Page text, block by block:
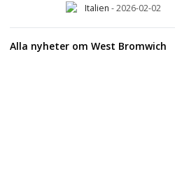
Italien -2026-02-02
Alla nyheter om West Bromwich